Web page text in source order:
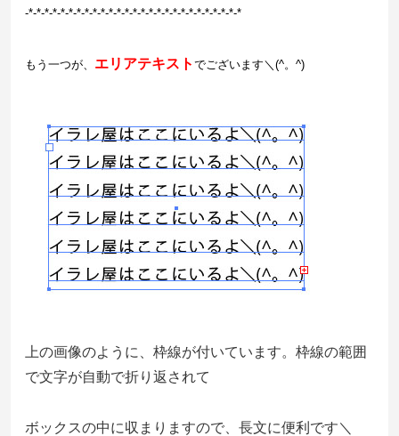
-*-*-*-*-*-*-*-*-*-*-*-*-*-*-*-*-*-*-*-*-*-*-*-*-*-*-*
もう一つが、 エリアテキスト でございます＼(^。^)
上の画像のように、枠線が付いています。枠線の範囲
で文字が自動で折り返されて
ボックスの中に収まりますので、長文に便利です＼